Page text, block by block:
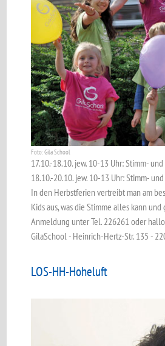
Foto: Gila School
17.10.-18.10. jew. 10-13 Uhr: Stimm- und
18.10.-20.10. jew. 10-13 Uhr: Stimm- und
In den Herbstferien vertreibt man am
Kids aus, was die Stimme alles kann
Anmeldung unter Tel. 226261 oder
GilaSchool - Heinrich-Hertz-Str. 135 -
LOS-HH-Hoheluft